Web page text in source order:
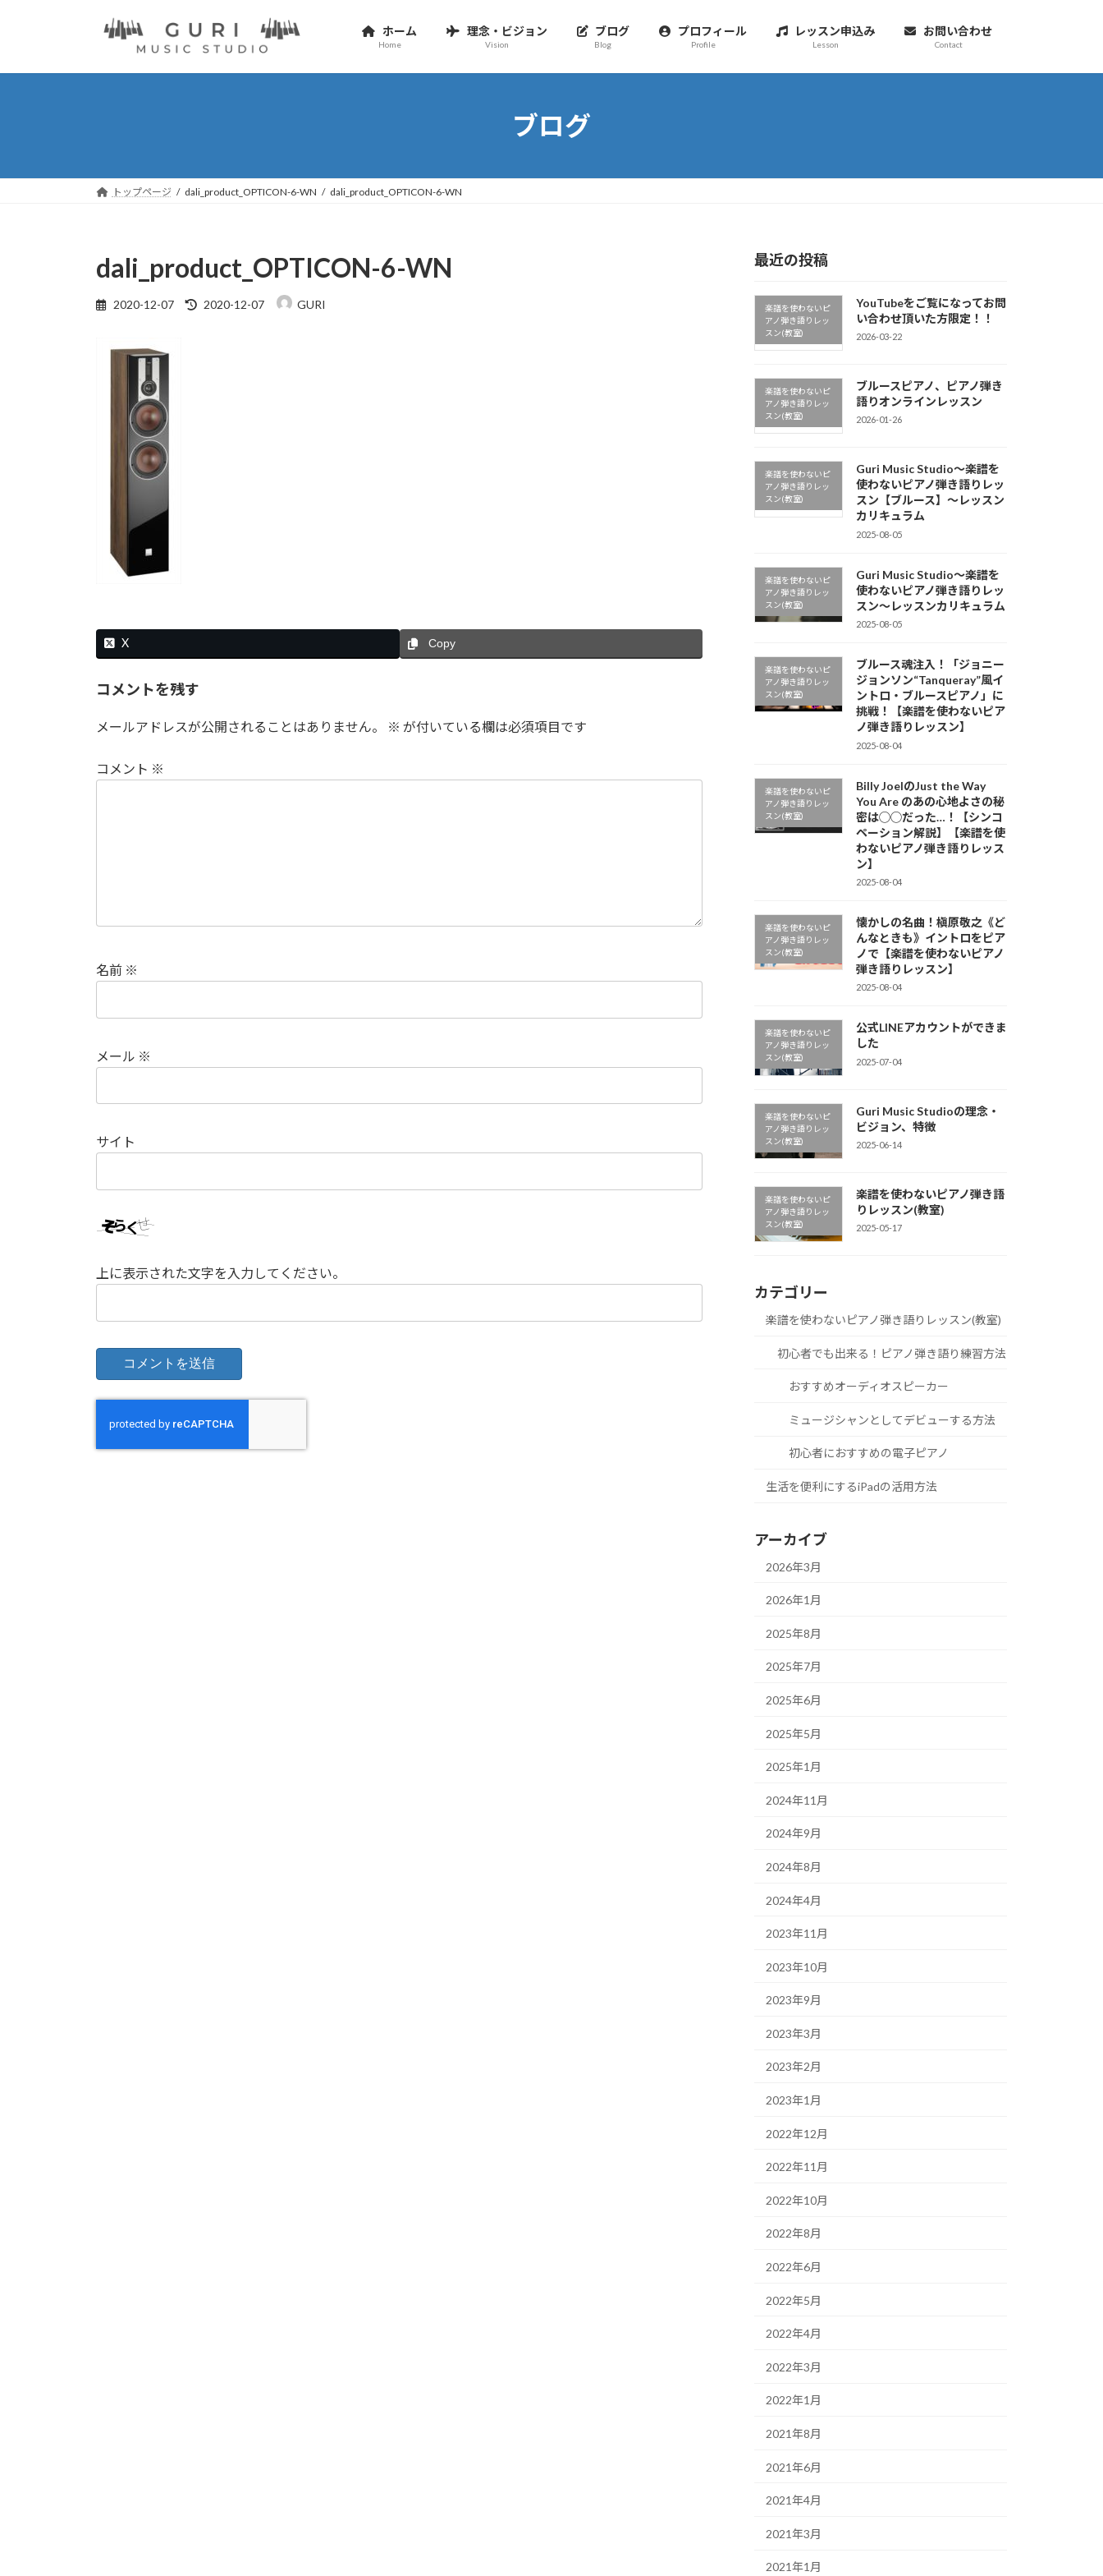
ホーム
Home
理念・ビジョン
Vision
ブログ
Blog
プロフィール
Profile
レッスン申込み
Lesson
お問い合わせ
Contact
ブログ
トップページ dali_product_OPTICON-6-WN dali_product_OPTICON-6-WN
dali_product_OPTICON-6-WN
2020-12-07
最
2020-12-07 GURI
X Copy
コメントを残す
メールアドレスが公開されることはありません。 ※ が付いている欄は必須項目です
コメント ※
名前 ※
メール ※
サイト
上に表示された文字を入力してください。
最近の投稿
楽譜を使わないピ
アノ弾き語りレッ
スン(教室)
YouTubeをご覧になってお問
い合わせ頂いた方限定！！
2026-03-22
楽譜を使わないピ
アノ弾き語りレッ
スン(教室)
ブルースピアノ、ピアノ弾き
語りオンラインレッスン
2026-01-26
楽譜を使わないピ
アノ弾き語りレッ
スン(教室)
Guri Music Studio〜楽譜を
使わないピアノ弾き語りレッ
スン【ブルース】〜レッスン
カリキュラム
2025-08-05
楽譜を使わないピ
アノ弾き語りレッ
スン(教室)
Guri Music Studio〜楽譜を
使わないピアノ弾き語りレッ
スン〜レッスンカリキュラム
2025-08-05
楽譜を使わないピ
アノ弾き語りレッ
スン(教室)
ブルース魂注入！「ジョニー
ジョンソン“Tanqueray”風イ
ントロ・ブルースピアノ」に
挑戦！【楽譜を使わないピア
ノ弾き語りレッスン】
2025-08-04
楽譜を使わないピ
アノ弾き語りレッ
スン(教室)
Billy JoelのJust the Way
You Are のあの心地よさの秘
密は◯◯だった…！【シンコ
ペーション解説】【楽譜を使
わないピアノ弾き語りレッス
ン】
2025-08-04
楽譜を使わないピ
アノ弾き語りレッ
スン(教室)
懐かしの名曲！槇原敬之《ど
んなときも》イントロをピア
ノで【楽譜を使わないピアノ
弾き語りレッスン】
2025-08-04
楽譜を使わないピ
アノ弾き語りレッ
スン(教室)
公式LINEアカウントができま
した
2025-07-04
楽譜を使わないピ
アノ弾き語りレッ
スン(教室)
Guri Music Studioの理念・
ビジョン、特徴
2025-06-14
楽譜を使わないピ
アノ弾き語りレッ
スン(教室)
楽譜を使わないピアノ弾き語
りレッスン(教室)
2025-05-17
カテゴリー
楽譜を使わないピアノ弾き語りレッスン(教室)
初心者でも出来る！ピアノ弾き語り練習方法
おすすめオーディオスピーカー
ミュージシャンとしてデビューする方法
初心者におすすめの電子ピアノ
生活を便利にするiPadの活用方法
アーカイブ
2026年3月
2026年1月
2025年8月
2025年7月
2025年6月
2025年5月
2025年1月
2024年11月
2024年9月
2024年8月
2024年4月
2023年11月
2023年10月
2023年9月
2023年3月
2023年2月
2023年1月
2022年12月
2022年11月
2022年10月
2022年8月
2022年6月
2022年5月
2022年4月
2022年3月
2022年1月
2021年8月
2021年6月
2021年4月
2021年3月
2021年1月